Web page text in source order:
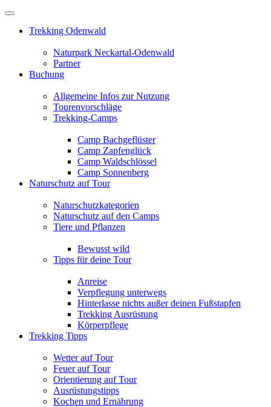
Trekking Odenwald
Naturpark Neckartal-Odenwald
Partner
Buchung
Allgemeine Infos zur Nutzung
Tourenvorschläge
Trekking-Camps
Camp Bachgeflüster
Camp Zapfenglück
Camp Waldschlössel
Camp Sonnenberg
Naturschutz auf Tour
Naturschutzkategorien
Naturschutz auf den Camps
Tiere und Pflanzen
Bewusst wild
Tipps für deine Tour
Anreise
Verpflegung unterwegs
Hinterlasse nichts außer deinen Fußstapfen
Trekking Ausrüstung
Körperpflege
Trekking Tipps
Wetter auf Tour
Feuer auf Tour
Orientierung auf Tour
Ausrüstungstipps
Kochen und Ernährung